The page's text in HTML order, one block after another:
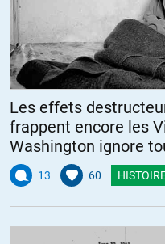
Les effets
frappent encore les
Washington ignore
13 60